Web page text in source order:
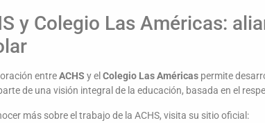
y Colegio Las Américas:
entreACHS y el Colegio Las Américas permite
de una visión integral de la educación, basada en el
más sobre el trabajo de la ACHS, visita su sitio oficial: